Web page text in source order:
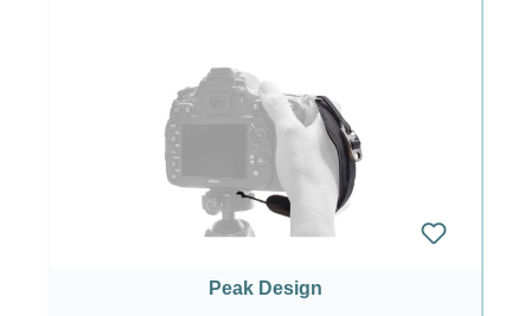
Peak Design